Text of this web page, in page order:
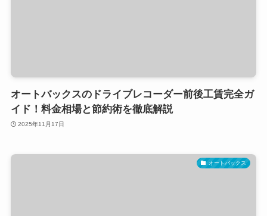
オートバックスのドライブレコーダー前後工賃完全ガ
イド！料金相場と節約術を徹底解説
2025年11月17日
オートバックス